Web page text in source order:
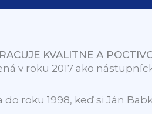
KVALITNE A
v roku 2017 ako
roku 1998, keď si Ján